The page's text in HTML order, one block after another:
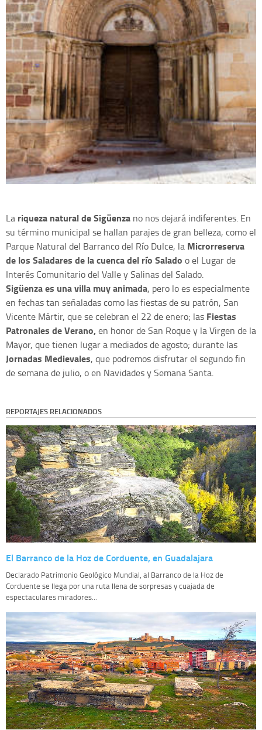
La riqueza natural de Sigüenza no nos dejará indiferentes. En
su término municipal se hallan parajes de gran belleza, como el
Parque Natural del Barranco del Río Dulce, la Microrreserva
de los Saladares de la cuenca del río Salado o el Lugar de
Interés Comunitario del Valle y Salinas del Salado.
Sigüenza es una villa muy animada, pero lo es especialmente
en fechas tan señaladas como las fiestas de su patrón, San
Vicente Mártir, que se celebran el 22 de enero; las Fiestas
Patronales de Verano,en honor de San Roque y la Virgen de la
Mayor, que tienen lugar a mediados de agosto; durante las
Jornadas Medievales, que podremos disfrutar el segundo fin
de semana de julio, o en Navidades y Semana Santa.
REPORTAJES RELACIONADOS
El Barranco de la Hoz de Corduente, en Guadalajara
Declarado Patrimonio Geológico Mundial, al Barranco de la Hoz de
Corduente se llega por una ruta llena de sorpresas y cuajada de
espectaculares miradores...